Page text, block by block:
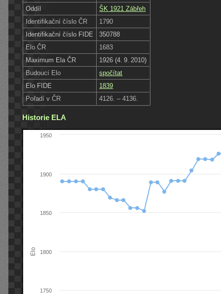
Oddíl
ŠK 1921 Zábřeh
Identifikační číslo ČR
1790
Identifikační číslo FIDE
350788
Elo ČR
1683
Maximum Ela ČR
1926 (4. 9. 2010)
Budoucí Elo
spočítat
Elo FIDE
1839
Pořadí v ČR
4126. – 4136.
Historie ELA
Elo
1750
1800
1850
1900
1950